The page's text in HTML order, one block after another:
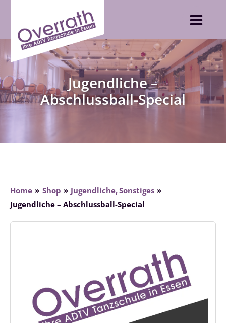
content
Jugendliche –
Abschlussball-Special
Home Shop Jugendliche Sonstiges
Jugendliche – Abschlussball-Special